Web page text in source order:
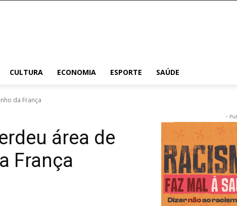
CULTURA ECONOMIA ESPORTE SAÚDE
da França
área de
França
-